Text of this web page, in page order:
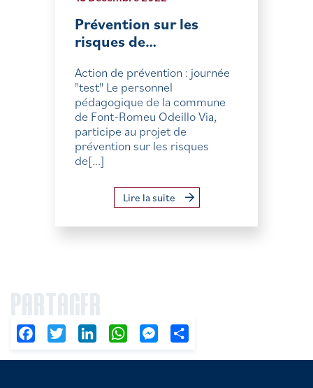
Prévention sur les
risques de…
Action de prévention : journée
"test" Le personnel
pédagogique de la commune
de Font-Romeu Odeillo Via,
participe au projet de
prévention sur les risques
de[...]
Lire la suite
PARTAGER
FacebookTwitter LinkedIn WhatsAppMessenger